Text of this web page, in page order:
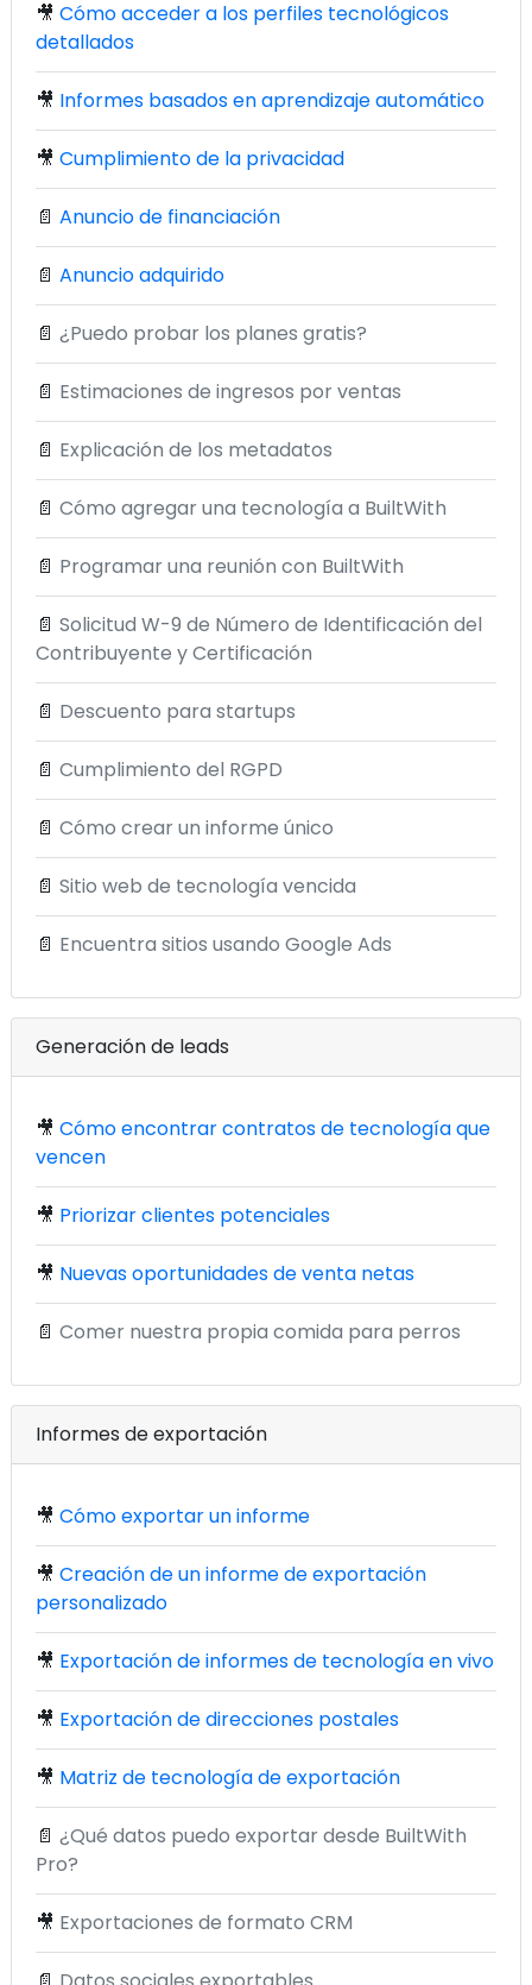
🎥 Cómo acceder a los perfiles tecnológicos
detallados
🎥 Informes basados en aprendizaje automático
🎥 Cumplimiento de la privacidad
📄 Anuncio de financiación
📄 Anuncio adquirido
📄 ¿Puedo probar los planes gratis?
📄 Estimaciones de ingresos por ventas
📄 Explicación de los metadatos
📄 Cómo agregar una tecnología a BuiltWith
📄 Programar una reunión con BuiltWith
📄 Solicitud W-9 de Número de Identificación del
Contribuyente y Certificación
📄 Descuento para startups
📄 Cumplimiento del RGPD
📄 Cómo crear un informe único
📄 Sitio web de tecnología vencida
📄 Encuentra sitios usando Google Ads
Generación de leads
🎥 Cómo encontrar contratos de tecnología que
vencen
🎥 Priorizar clientes potenciales
🎥 Nuevas oportunidades de venta netas
📄 Comer nuestra propia comida para perros
Informes de exportación
🎥 Cómo exportar un informe
🎥 Creación de un informe de exportación
personalizado
🎥 Exportación de informes de tecnología en vivo
🎥 Exportación de direcciones postales
🎥 Matriz de tecnología de exportación
📄 ¿Qué datos puedo exportar desde BuiltWith
Pro?
🎥 Exportaciones de formato CRM